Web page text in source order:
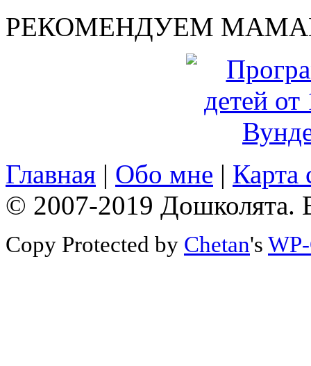
РЕКОМЕНДУЕМ
Главная | Обо мне | Карта
© 2007-2019 Дошколята.
Copy Protected by Chetan's